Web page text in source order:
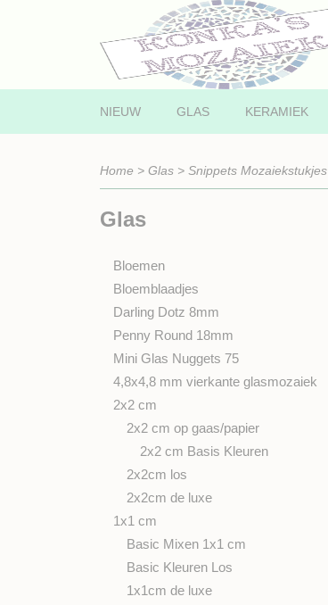
NIEUW GLAS KERAMIEK
Home > Glas > Snippets Mozaiekstukjes
Glas
Bloemen
Bloemblaadjes
Darling Dotz 8mm
Penny Round 18mm
Mini Glas Nuggets 75
4,8x4,8 mm vierkante glasmozaiek
2x2 cm
2x2 cm op gaas/papier
2x2 cm Basis Kleuren
2x2cm los
2x2cm de luxe
1x1 cm
Basic Mixen 1x1 cm
Basic Kleuren Los
1x1cm de luxe